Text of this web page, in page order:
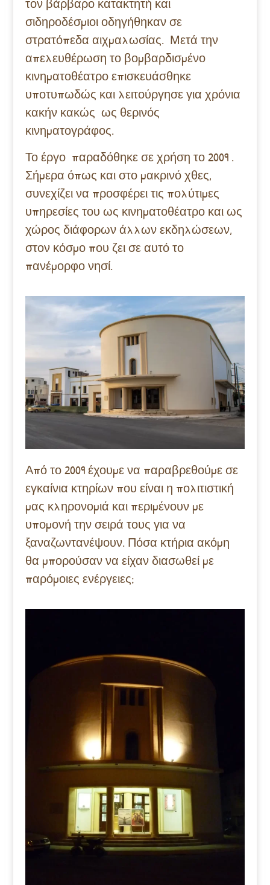
τον βάρβαρο κατακτητή και
σιδηροδέσμιοι οδηγήθηκαν σε
στρατόπεδα αιχμαλωσίας. Μετά την
απελευθέρωση το βομβαρδισμένο
κινηματοθέατρο επισκευάσθηκε
υποτυπωδώς και λειτούργησε για χρόνια
κακήν κακώς ως θερινός
κινηματογράφος.
Το έργο παραδόθηκε σε χρήση το 2009 .
Σήμερα όπως και στο μακρινό χθες,
συνεχίζει να προσφέρει τις πολύτιμες
υπηρεσίες του ως κινηματοθέατρο και ως
χώρος διάφορων άλλων εκδηλώσεων,
στον κόσμο που ζει σε αυτό το
πανέμορφο νησί.
Από το 2009 έχουμε να παραβρεθούμε σε
εγκαίνια κτηρίων που είναι η πολιτιστική
μας κληρονομιά και περιμένουν με
υπομονή την σειρά τους για να
ξαναζωντανέψουν. Πόσα κτήρια ακόμη
θα μπορούσαν να είχαν διασωθεί με
παρόμοιες ενέργειες;